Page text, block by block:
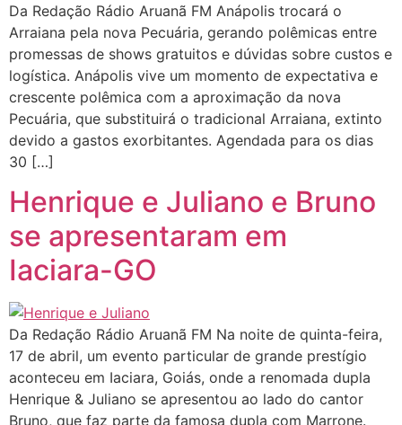
Da Redação Rádio Aruanã FM Anápolis trocará o
Arraiana pela nova Pecuária, gerando polêmicas entre
promessas de shows gratuitos e dúvidas sobre custos e
logística. Anápolis vive um momento de expectativa e
crescente polêmica com a aproximação da nova
Pecuária, que substituirá o tradicional Arraiana, extinto
devido a gastos exorbitantes. Agendada para os dias
30 […]
Henrique e Juliano e Bruno
se apresentaram em
Iaciara-GO
Da Redação Rádio Aruanã FM Na noite de quinta-feira,
17 de abril, um evento particular de grande prestígio
aconteceu em Iaciara, Goiás, onde a renomada dupla
Henrique & Juliano se apresentou ao lado do cantor
Bruno, que faz parte da famosa dupla com Marrone.